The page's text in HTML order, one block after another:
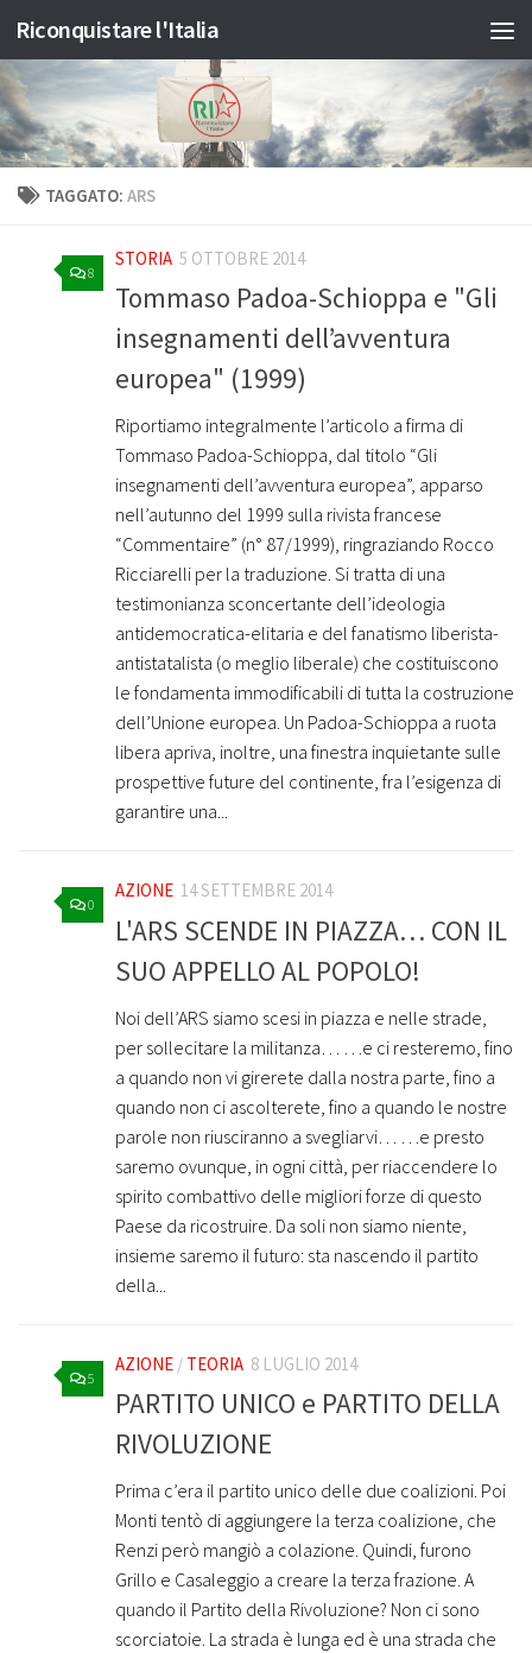
Salta al contenuto
Riconquistare l'Italia
TAGGATO: ARS
8
STORIA 5 OTTOBRE 2014
Tommaso Padoa-Schioppa e "Gli
insegnamenti dell’avventura
europea" (1999)
Riportiamo integralmente l’articolo a firma di
Tommaso Padoa-Schioppa, dal titolo “Gli
insegnamenti dell’avventura europea”, apparso
nell’autunno del 1999 sulla rivista francese
“Commentaire” (n° 87/1999), ringraziando Rocco
Ricciarelli per la traduzione. Si tratta di una
testimonianza sconcertante dell’ideologia
antidemocratica-elitaria e del fanatismo liberista-
antistatalista (o meglio liberale) che costituiscono
le fondamenta immodificabili di tutta la costruzione
dell’Unione europea. Un Padoa-Schioppa a ruota
libera apriva, inoltre, una finestra inquietante sulle
prospettive future del continente, fra l’esigenza di
garantire una...
0
AZIONE 14 SETTEMBRE 2014
L'ARS SCENDE IN PIAZZA… CON IL
SUO APPELLO AL POPOLO!
Noi dell’ARS siamo scesi in piazza e nelle strade,
per sollecitare la militanza… …e ci resteremo, fino
a quando non vi girerete dalla nostra parte, fino a
quando non ci ascolterete, fino a quando le nostre
parole non riusciranno a svegliarvi… …e presto
saremo ovunque, in ogni città, per riaccendere lo
spirito combattivo delle migliori forze di questo
Paese da ricostruire. Da soli non siamo niente,
insieme saremo il futuro: sta nascendo il partito
della...
5
AZIONE / TEORIA 8 LUGLIO 2014
PARTITO UNICO e PARTITO DELLA
RIVOLUZIONE
Prima c’era il partito unico delle due coalizioni. Poi
Monti tentò di aggiungere la terza coalizione, che
Renzi però mangiò a colazione. Quindi, furono
Grillo e Casaleggio a creare la terza frazione. A
quando il Partito della Rivoluzione? Non ci sono
scorciatoie. La strada è lunga ed è una strada che